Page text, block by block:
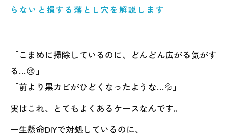
らないと損する落とし穴を解説します
「こまめに掃除しているのに、どんどん広がる気がす
る…😢」
「前より黒カビがひどくなったような…💦」
実はこれ、とてもよくあるケースなんです。
一生懸命DIYで対処しているのに、